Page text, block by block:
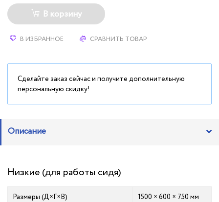
В корзину
В ИЗБРАННОЕ СРАВНИТЬ ТОВАР
Сделайте заказ сейчас и получите дополнительную
персональную скидку!
Описание
Низкие (для работы сидя)
Размеры (Д×Г×В) 1500 × 600 × 750 мм